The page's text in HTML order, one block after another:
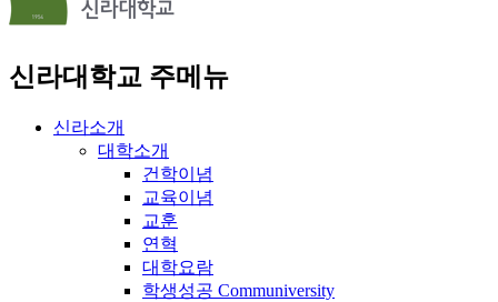
신라대학교 주메뉴
신라소개
대학소개
건학이념
교육이념
교훈
연혁
대학요람
학생성공 Communiversity